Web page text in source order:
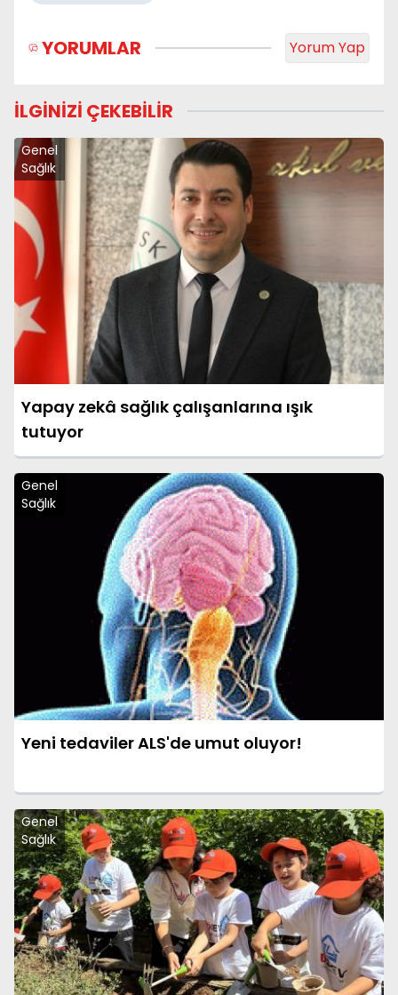
YORUMLAR Yorum Yap
İLGİNİZİ ÇEKEBİLİR
Genel
Sağlık
Yapay zekâ sağlık çalışanlarına ışık
tutuyor
Genel
Sağlık
Yeni tedaviler ALS'de umut oluyor!
Genel
Sağlık